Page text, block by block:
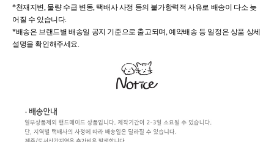
*천재지변, 물량 수급 변동, 택배사 사정 등의 불가항력적 사유로 배송이 다소 늦
어질 수 있습니다.
*배송은 브랜드별 배송일 공지 기준으로 출고되며, 예약배송 등 일정은 상품 상세
설명을 확인해주세요.